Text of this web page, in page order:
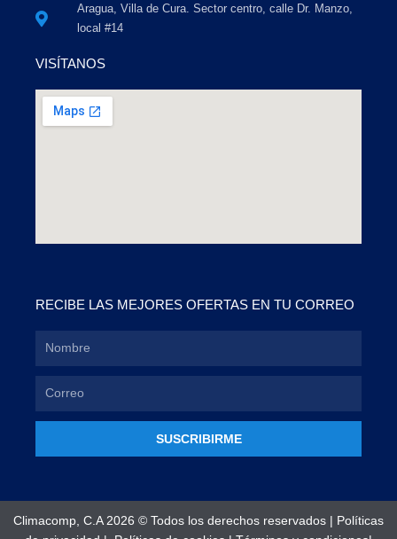
Aragua, Villa de Cura. Sector centro, calle Dr. Manzo,
local #14
VISÍTANOS
RECIBE LAS MEJORES OFERTAS EN TU CORREO
SUSCRIBIRME
Climacomp, C.A 2026 © Todos los derechos reservados | Políticas